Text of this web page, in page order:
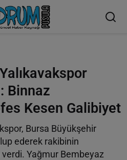
Binnaz
Kesen Galibiyet
Bursa Büyükşehir
ederek rakibinin
Yağmur Bembeyaz